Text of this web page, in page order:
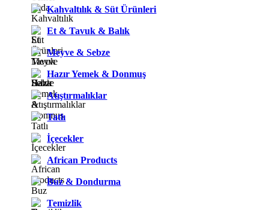
Kahvaltılık & Süt Ürünleri
Et & Tavuk & Balık
Meyve & Sebze
Hazır Yemek & Donmuş
Atıştırmalıklar
Tatlı
İçecekler
African Products
Buz & Dondurma
Temizlik